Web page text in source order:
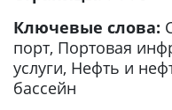
Ключевые слова:
порт, Портовая
услуги, Нефть и
бассейн